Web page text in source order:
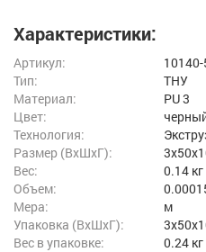
Характеристики:
Артикул:
Тип:
ТНУ
Материал:
PU 3
Цвет:
Технология:
Размер (ВxШxГ):
Вес:
0.14 кг
Объем:
Мера:
м
Упаковка (ВхШхГ):
Вес в упаковке:
0.24 кг